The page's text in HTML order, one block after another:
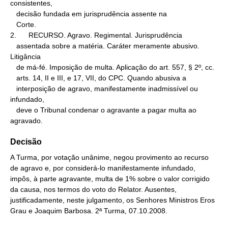
consistentes,
2.      RECURSO. Agravo. Regimental. Jurisprudência
Litigância
infundado,
agravado.
Decisão
A Turma, por votação unânime, negou provimento ao recurso
de agravo e, por considerá-lo manifestamente infundado,
impôs, à parte agravante, multa de 1% sobre o valor corrigido
da causa, nos termos do voto do Relator. Ausentes,
justificadamente, neste julgamento, os Senhores Ministros Eros
Grau e Joaquim Barbosa. 2ª Turma, 07.10.2008.